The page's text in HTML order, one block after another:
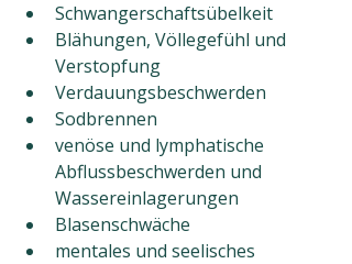
Schwangerschaftsübelkeit
Blähungen, Völlegefühl und
Verstopfung
Verdauungsbeschwerden
Sodbrennen
venöse und lymphatische
Abflussbeschwerden und
Wassereinlagerungen
Blasenschwäche
mentales und seelisches